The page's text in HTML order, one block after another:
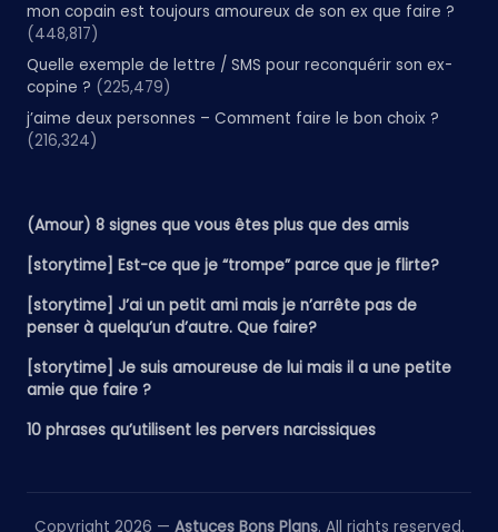
mon copain est toujours amoureux de son ex que faire ?
(448,817)
Quelle exemple de lettre / SMS pour reconquérir son ex-
copine ? (225,479)
j’aime deux personnes – Comment faire le bon choix ?
(216,324)
(Amour) 8 signes que vous êtes plus que des amis
[storytime] Est-ce que je “trompe” parce que je flirte?
[storytime] J’ai un petit ami mais je n’arrête pas de
penser à quelqu’un d’autre. Que faire?
[storytime] Je suis amoureuse de lui mais il a une petite
amie que faire ?
10 phrases qu’utilisent les pervers narcissiques
Copyright 2026 — Astuces Bons Plans. All rights reserved.